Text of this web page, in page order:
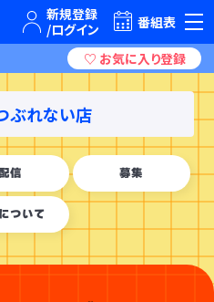
きを。 番組表
ぶれない店
信 募集
ついて